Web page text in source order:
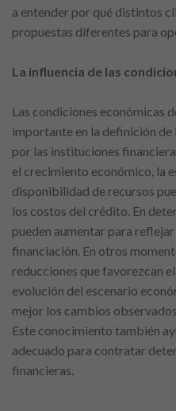
a entender por qué distintos
propuestas diferentes para
La influencia de las
Las condiciones económicas
importante en la definición de
por las instituciones
el crecimiento económico, la
disponibilidad de recursos
los costos del crédito. En
pueden aumentar para
financiación. En otros
reducciones que favorezcan
evolución del escenario
mejor los cambios
Este conocimiento también
adecuado para contratar
financieras.